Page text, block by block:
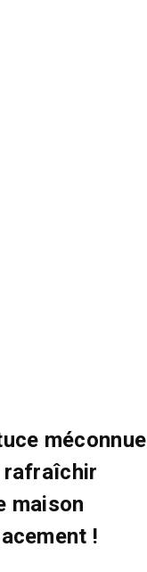
méconnue
rafraîchir
maison
!